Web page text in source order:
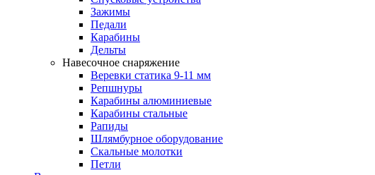
Зажимы
Педали
Карабины
Дельты
Навесочное снаряжение
Веревки статика 9-11 мм
Репшнуры
Карабины алюминиевые
Карабины стальные
Рапиды
Шлямбурное оборудование
Скальные молотки
Петли